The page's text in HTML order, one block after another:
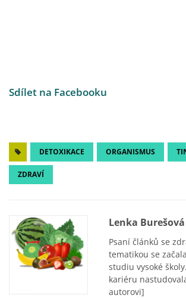
Sdílet na Facebooku
DETOXIKACE ORGANISMUS
ZDRAVÍ
Lenka Burešová
Psaní článků se
tematikou se
studiu vysoké
kariéru
autorovi]